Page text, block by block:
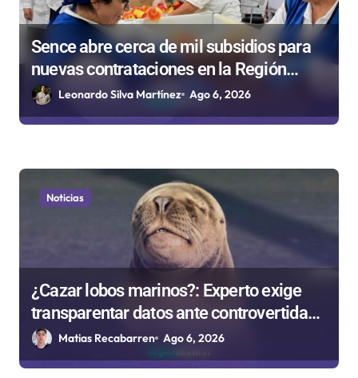
r
s
Sence abre cerca de mil subsidios para
nuevas contrataciones en la Región
Antofagasta
Leonardo Silva Martínez Ago 6, 2026
Noticias
¿Cazar lobos marinos?: Experto exige
transparentar datos ante controvertida
medida que evalúa el Gobierno
Matias Recabarren Ago 6, 2026